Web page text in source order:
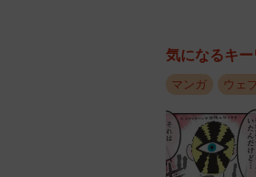
ちを叱るので
気になるキー
マンガ ウェ